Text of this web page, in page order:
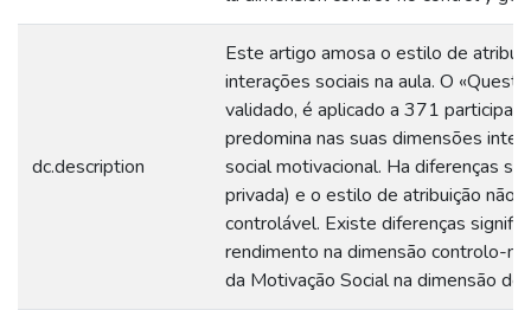
dc.description
Este artigo amosa o estilo de
interações sociais na aula. O
validado, é aplicado a 371
predomina nas suas dimensões
social motivacional. Ha diferenças
privada) e o estilo de atribuição
controlável. Existe diferenças
rendimento na dimensão controlo-
da Motivação Social na dimensão